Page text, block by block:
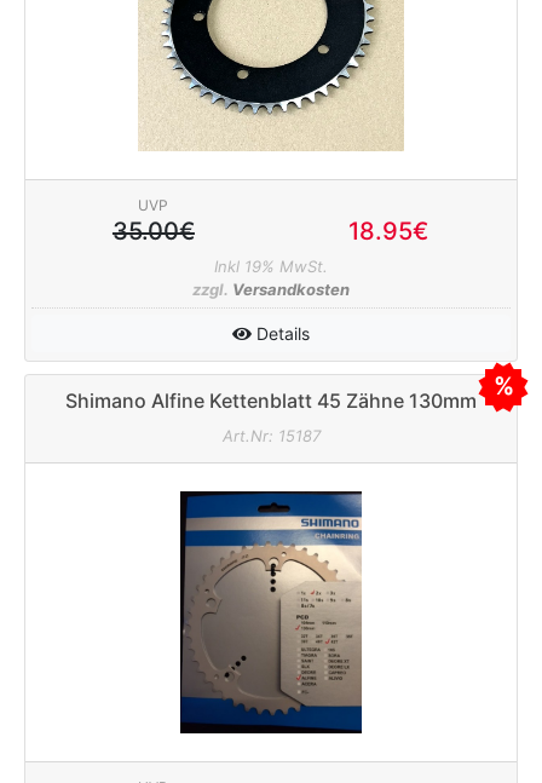
UVP
35.00€ 18.95€
Inkl 19% MwSt.
zzgl. Versandkosten
Details
Shimano Alfine Kettenblatt 45 Zähne 130mm
silber
Art.Nr: 15187